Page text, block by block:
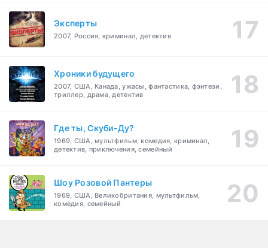
Эксперты
2007, Россия, криминал, детектив
Хроники будущего
2007, США, Канада, ужасы, фантастика, фэнтези,
триллер, драма, детектив
Где ты, Скуби-Ду?
1969, США, мультфильм, комедия, криминал,
детектив, приключения, семейный
Шоу Розовой Пантеры
1969, США, Великобритания, мультфильм,
комедия, семейный